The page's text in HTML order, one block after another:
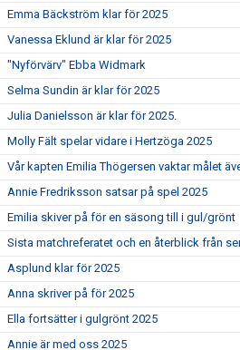
Emma Bäckström klar för 2025
Vanessa Eklund är klar för 2025
"Nyförvärv" Ebba Widmark
Selma Sundin är klar för 2025
Julia Danielsson är klar för 2025.
Molly Fält spelar vidare i Hertzöga 2025
Vår kapten Emilia Thögersen vaktar målet
Annie Fredriksson satsar på spel 2025
Emilia skiver på för en säsong till i gul/grönt
Sista matchreferatet och en återblick från
Asplund klar för 2025
Anna skriver på för 2025
Ella fortsätter i gulgrönt 2025
Annie är med oss 2025